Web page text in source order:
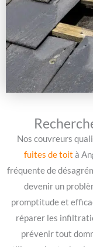
Nos couvreurs
fuites de toit à
fréquente de
devenir un
promptitude et
réparer les
prévenir tout